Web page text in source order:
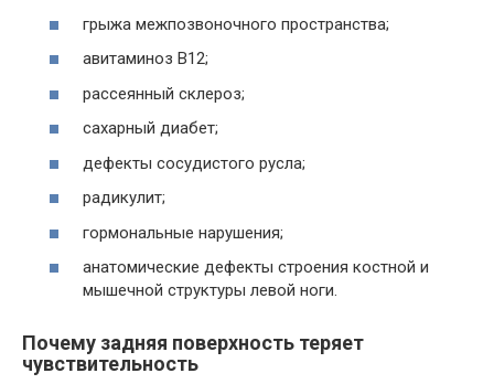
грыжа межпозвоночного пространства;
авитаминоз В12;
рассеянный склероз;
сахарный диабет;
дефекты сосудистого русла;
радикулит;
гормональные нарушения;
анатомические дефекты строения костной и
мышечной структуры левой ноги.
Почему задняя поверхность теряет
чувствительность